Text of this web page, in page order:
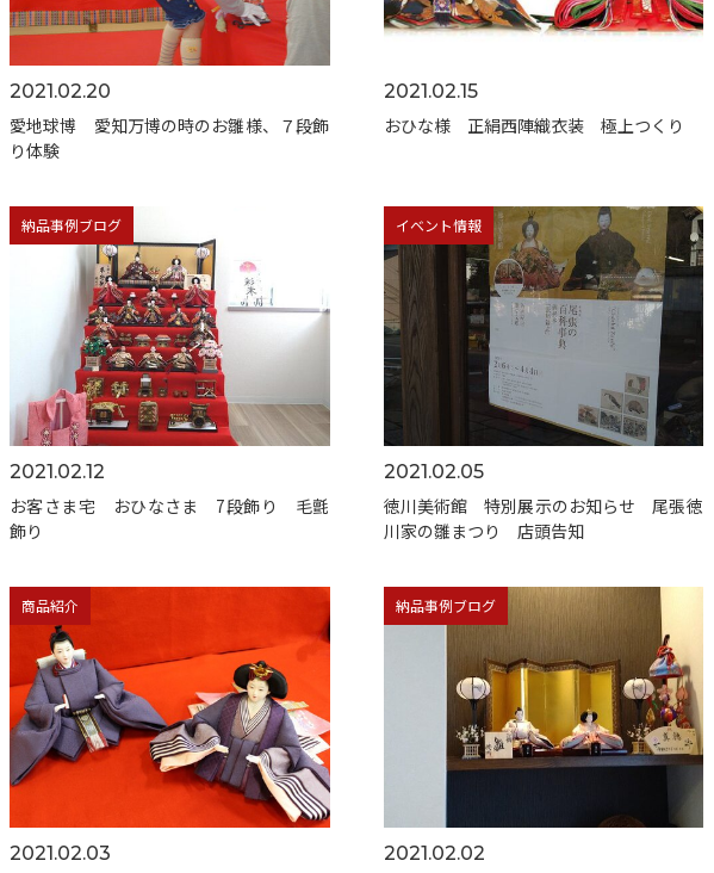
2021.02.20
愛地球博 愛知万博の時のお雛様、７段飾
り体験
2021.02.15
おひな様 正絹西陣織衣装 極上つくり
納品事例ブログ
2021.02.12
お客さま宅 おひなさま 7段飾り 毛氈
飾り
イベント情報
2021.02.05
徳川美術館 特別展示のお知らせ 尾張徳
川家の雛まつり 店頭告知
商品紹介
2021.02.03
納品事例ブログ
2021.02.02